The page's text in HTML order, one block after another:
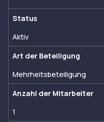
Status
Aktiv
Art der Beteiligung
Mehrheitsbeteiligung
Anzahl der Mitarbeiter
1